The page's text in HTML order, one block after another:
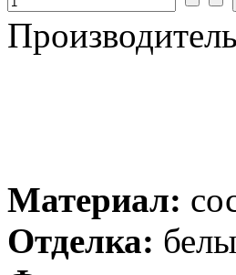
Материал:
Отделка: